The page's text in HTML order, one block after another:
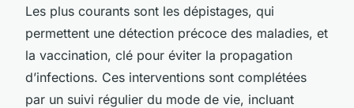
Les plus courants sont les dépistages, qui
permettent une détection précoce des maladies, et
la vaccination, clé pour éviter la propagation
d’infections. Ces interventions sont complétées
par un suivi régulier du mode de vie, incluant